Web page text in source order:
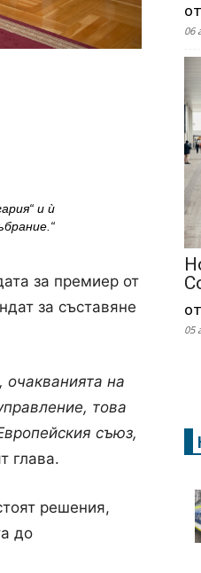
и ѝ
за премиер от
за съставяне
на
това
съюз,
глава.
решения,
до
06
05